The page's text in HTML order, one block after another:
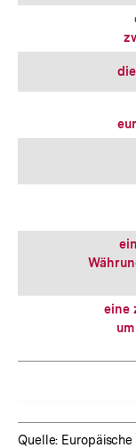
eine
Quelle: